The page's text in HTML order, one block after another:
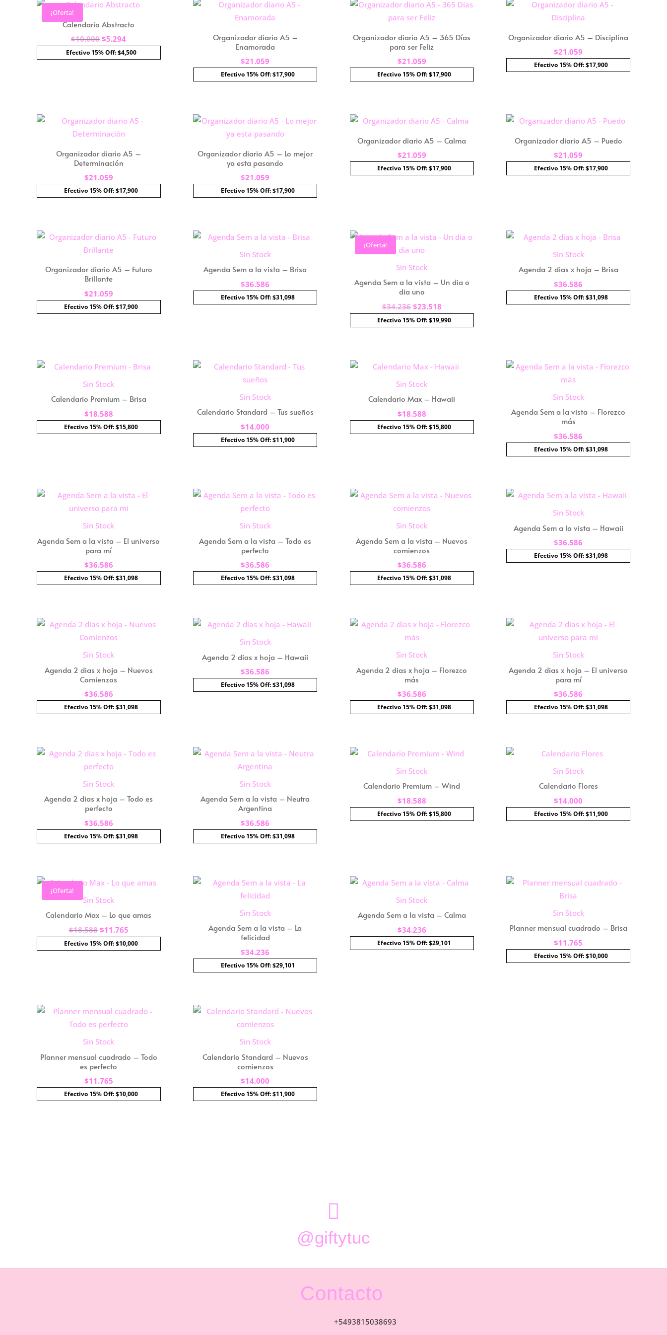
¡Oferta!
Calendario Abstracto
$10.000El
precio
$5.294El
precio
Efectivo 15% Off: $4,500
Organizador diario A5 –
Enamorada
$21.059
Efectivo 15% Off: $17,900
Organizador diario A5 – 365 Días
para ser Feliz
$21.059
Efectivo 15% Off: $17,900
Organizador diario A5 – Disciplina
$21.059
Efectivo 15% Off: $17,900
Organizador diario A5 –
Determinación
$21.059
Efectivo 15% Off: $17,900
Organizador diario A5 – Lo mejor
ya esta pasando
$21.059
Efectivo 15% Off: $17,900
Organizador diario A5 – Calma
$21.059
Efectivo 15% Off: $17,900
Organizador diario A5 – Puedo
$21.059
Efectivo 15% Off: $17,900
Organizador diario A5 – Futuro
Brillante
$21.059
Efectivo 15% Off: $17,900
Sin Stock
Agenda Sem a la vista – Brisa
$36.586
Efectivo 15% Off: $31,098
¡Oferta!
Sin Stock
Agenda Sem a la vista – Un dia o
dia uno
$34.236 El
precio
$23.518El
precio
Efectivo 15% Off: $19,990
Sin Stock
Agenda 2 dias x hoja – Brisa
$36.586
Efectivo 15% Off: $31,098
Sin Stock
Calendario Premium – Brisa
$18.588
Efectivo 15% Off: $15,800
Sin Stock
Calendario Standard – Tus sueños
$14.000
Efectivo 15% Off: $11,900
Sin Stock
Calendario Max – Hawaii
$18.588
Efectivo 15% Off: $15,800
Sin Stock
Agenda Sem a la vista – Florezco
más
$36.586
Efectivo 15% Off: $31,098
Sin Stock
Agenda Sem a la vista – El universo
para mí
$36.586
Efectivo 15% Off: $31,098
Sin Stock
Agenda Sem a la vista – Todo es
perfecto
$36.586
Efectivo 15% Off: $31,098
Sin Stock
Agenda Sem a la vista – Nuevos
comienzos
$36.586
Efectivo 15% Off: $31,098
Sin Stock
Agenda Sem a la vista – Hawaii
$36.586
Efectivo 15% Off: $31,098
Sin Stock
Agenda 2 dias x hoja – Nuevos
Comienzos
$36.586
Efectivo 15% Off: $31,098
Sin Stock
Agenda 2 dias x hoja – Hawaii
$36.586
Efectivo 15% Off: $31,098
Sin Stock
Agenda 2 dias x hoja – Florezco
más
$36.586
Efectivo 15% Off: $31,098
Sin Stock
Agenda 2 dias x hoja – El universo
para mí
$36.586
Efectivo 15% Off: $31,098
Sin Stock
Agenda 2 dias x hoja – Todo es
perfecto
$36.586
Efectivo 15% Off: $31,098
Sin Stock
Agenda Sem a la vista – Neutra
Argentina
$36.586
Efectivo 15% Off: $31,098
Sin Stock
Calendario Premium – Wind
$18.588
Efectivo 15% Off: $15,800
Sin Stock
Calendario Flores
$14.000
Efectivo 15% Off: $11,900
¡Oferta!
Sin Stock
Calendario Max – Lo que amas
$18.588 El
precio
$11.765El
precio
Efectivo 15% Off: $10,000
Sin Stock
Agenda Sem a la vista – La
felicidad
$34.236
Efectivo 15% Off: $29,101
Sin Stock
Agenda Sem a la vista – Calma
$34.236
Efectivo 15% Off: $29,101
Sin Stock
Planner mensual cuadrado – Brisa
$11.765
Efectivo 15% Off: $10,000
Sin Stock
Planner mensual cuadrado – Todo
es perfecto
$11.765
Efectivo 15% Off: $10,000
Sin Stock
Calendario Standard – Nuevos
comienzos
$14.000
Efectivo 15% Off: $11,900

@giftytuc
Contacto
+5493815038693